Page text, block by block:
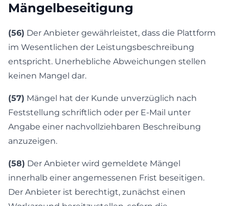
Mängelbeseitigung
(56) Der Anbieter gewährleistet, dass die Plattform
im Wesentlichen der Leistungsbeschreibung
entspricht. Unerhebliche Abweichungen stellen
keinen Mangel dar.
(57) Mängel hat der Kunde unverzüglich nach
Feststellung schriftlich oder per E-Mail unter
Angabe einer nachvollziehbaren Beschreibung
anzuzeigen.
(58) Der Anbieter wird gemeldete Mängel
innerhalb einer angemessenen Frist beseitigen.
Der Anbieter ist berechtigt, zunächst einen